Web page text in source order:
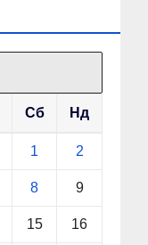
Сб Нд
1 2
8 9
15 16